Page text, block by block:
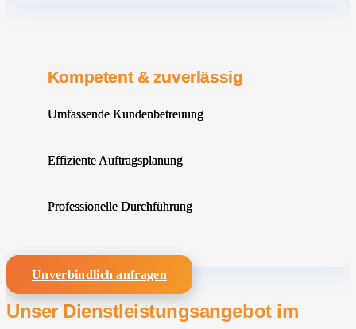
Kompetent & zuverlässig
Umfassende Kundenbetreuung
Effiziente Auftragsplanung
Professionelle Durchführung
Unverbindlich anfragen
Unser Dienstleistungsangebot im